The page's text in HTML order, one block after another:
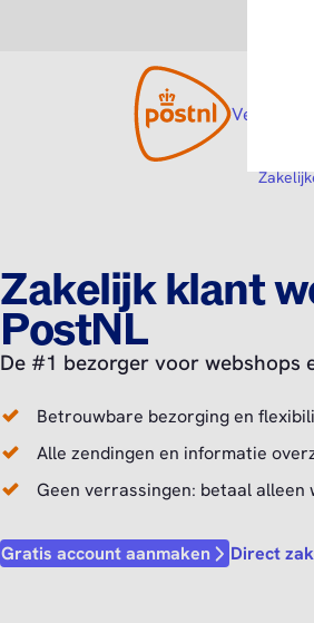
Versturen
Zakelijk klant
PostNL
De #1 bezorger voor webshops
Betrouwbare bezorging en
Alle zendingen en informatie
Geen verrassingen: betaal
Gratis account aanmaken Direct